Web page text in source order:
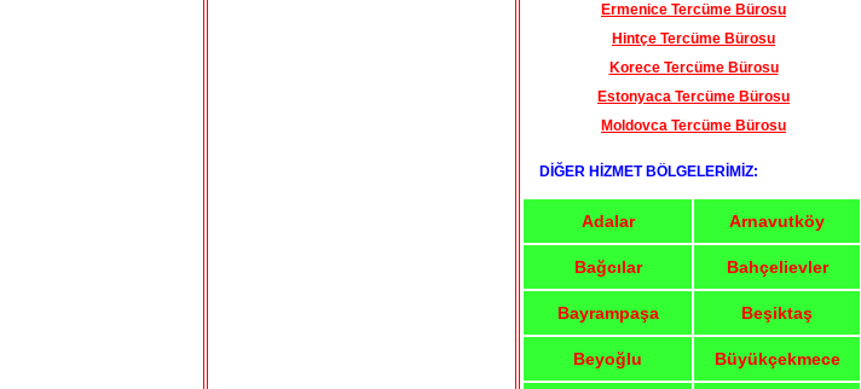
Ermenice Tercüme Bürosu
Hintçe Tercüme Bürosu
Korece Tercüme Bürosu
Estonyaca Tercüme Bürosu
Moldovca Tercüme Bürosu
DİĞER HİZMET BÖLGELERİMİZ:
Adalar Arnavutköy
Bağcılar Bahçelievler
Bayrampaşa Beşiktaş
Beyoğlu Büyükçekmece